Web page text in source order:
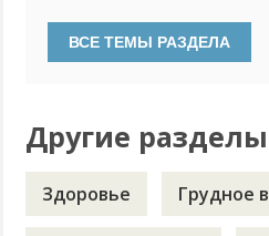
сыну, увидела в глубине
Вспомнила, что в
Другие
Здоровье Грудное